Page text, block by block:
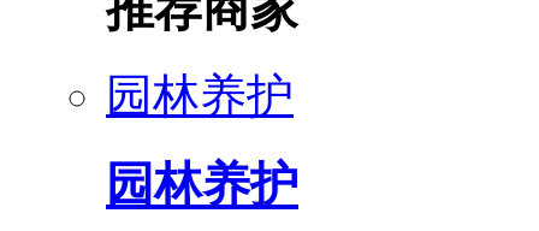
园林养护
园林养护